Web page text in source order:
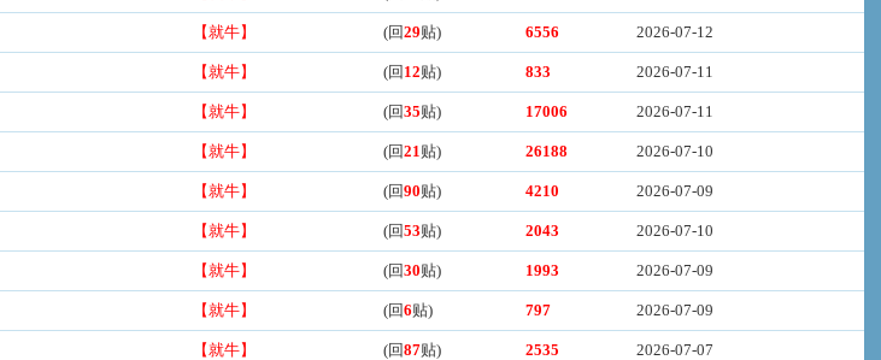
【就牛】 (回29贴) 6556 2026-07-12
【就牛】 (回 12贴) 833 2026-07-11
【就牛】 (回35贴) 17006 2026-07-11
【就牛】 (回21贴) 26188 2026-07-10
【就牛】 (回90贴) 4210 2026-07-09
【就牛】 (回53贴) 2043 2026-07-10
【就牛】 (回30贴) 1993 2026-07-09
【就牛】 (回6贴) 797 2026-07-09
【就牛】 (回87贴) 2535 2026-07-07